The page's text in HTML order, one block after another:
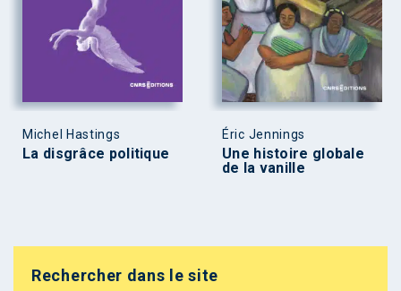
Michel Hastings
La disgrâce politique
Éric Jennings
Une histoire globale
de la vanille
Rechercher dans le site